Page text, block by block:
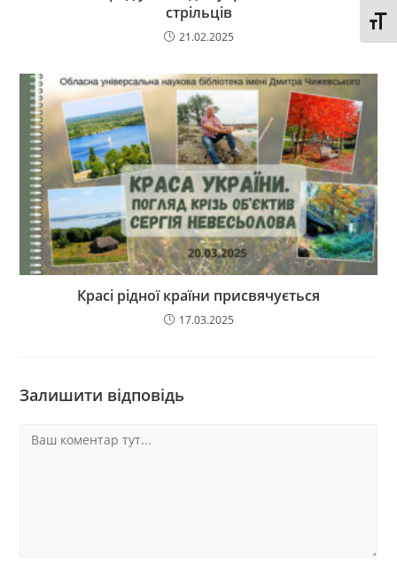
стрільців
21.02.2025
Красі рідної країни присвячується
17.03.2025
Залишити відповідь